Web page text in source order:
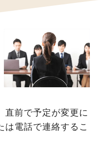
直前で予定が変更に
は電話で連絡するこ